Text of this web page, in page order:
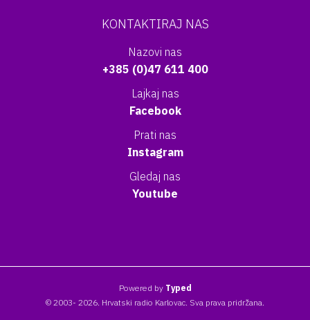
KONTAKTIRAJ NAS
Nazovi nas
+385 (0)47 611 400
Lajkaj nas
Facebook
Prati nas
Instagram
Gledaj nas
Youtube
Powered by Typed
© 2003- 2026. Hrvatski radio Karlovac. Sva prava pridržana.